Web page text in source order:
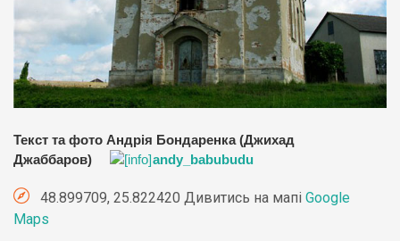
Текст та фото Андрія Бондаренка (Джихад
Джаббаров)
andy_babubudu
48.899709, 25.822420 Дивитись на мапі Google
Maps